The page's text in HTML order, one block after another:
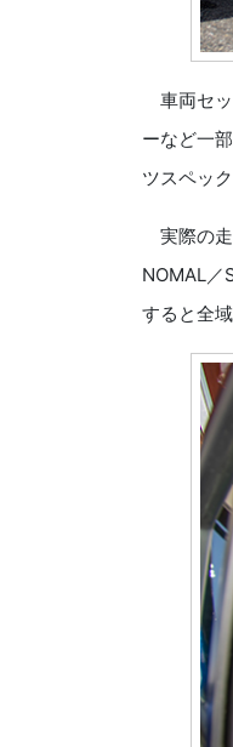
車両セッ
ーなど一
ツスペッ
実際の走
NOMAL／
すると全